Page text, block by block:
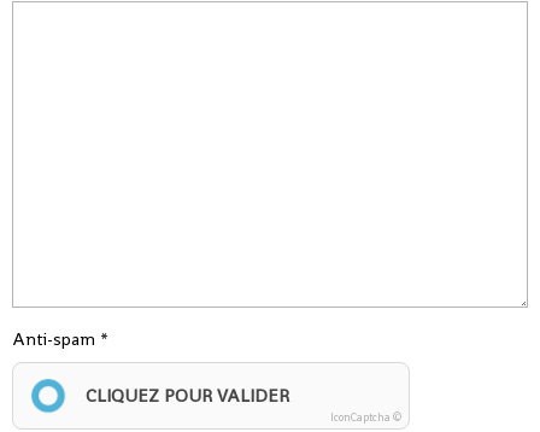
Anti-spam
CLIQUEZ POUR VALIDER
IconCaptcha ©